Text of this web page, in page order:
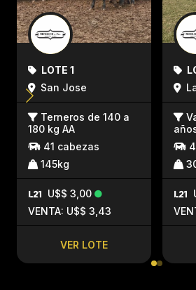
LOTE 1
San Jose
Terneros de 140 a
180 kg AA
41 cabezas
145kg
U$$ 3,00
VENTA: U$$ 3,43
VER LOTE